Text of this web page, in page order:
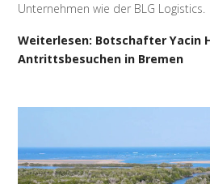
Unternehmen wie der BLG Logistics.
Weiterlesen: Botschafter Yacin
Antrittsbesuchen in Bremen